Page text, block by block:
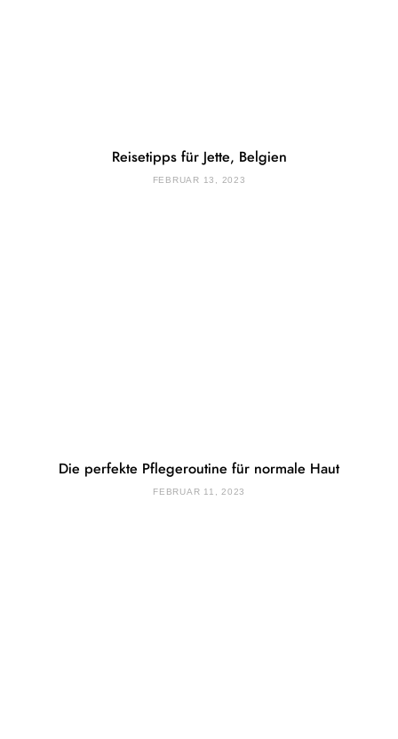
Reisetipps für Jette, Belgien
FEBRUAR 13, 2023
Die perfekte Pflegeroutine für normale Haut
FEBRUAR 11, 2023